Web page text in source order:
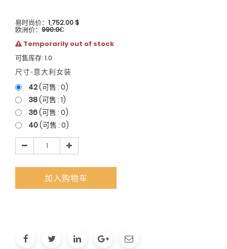
易时尚价：1,752.00$
欧洲价：990.0€
Temporarily out of stock
可售库存: 1.0
尺寸-意大利女装
42(可售 :0)
38(可售 :1)
36(可售 :0)
40(可售 :0)
加入购物车